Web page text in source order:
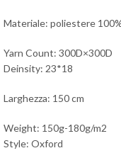
Materiale: poliestere
Yarn Count: 300D×300D
Deinsity: 23*18
Larghezza: 150 cm
Weight: 150g-180g/m2
Style: Oxford